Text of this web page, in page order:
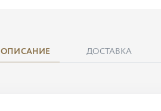
ОПИСАНИЕ ДОСТАВКА